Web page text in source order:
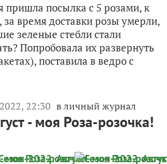
посылка с 5 розами, к
время доставки розы умерли,
зеленые стебли стали
Попробовала их развернуть
поставила в ведро с
22:30 в личный журнал
- моя Роза-розочка!